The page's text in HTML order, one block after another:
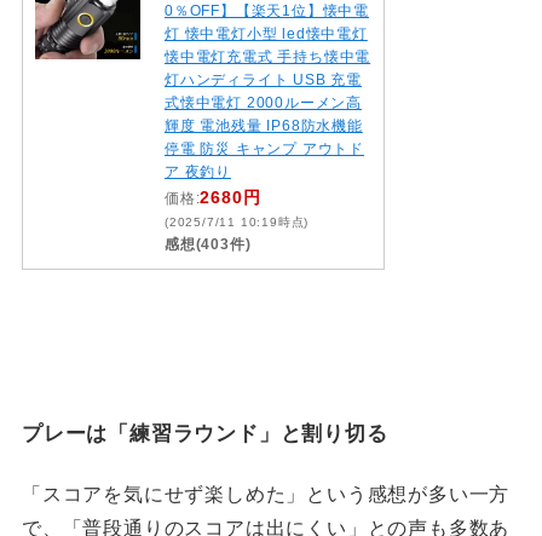
0％OFF】【楽天1位】懐中電
灯 懐中電灯小型 led懐中電灯
懐中電灯充電式 手持ち懐中電
灯ハンディライト USB 充電
式懐中電灯 2000ルーメン高
輝度 電池残量 IP68防水機能
停電 防災 キャンプ アウトド
ア 夜釣り
価格:2680円
(2025/7/11 10:19時点)
感想(403件)
プレーは「練習ラウンド」と割り切る
「スコアを気にせず楽しめた」という感想が多い一方
で、「普段通りのスコアは出にくい」との声も多数あ